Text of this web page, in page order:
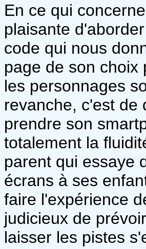
En ce qui
plaisante
code qui nous
page de son choix
les personnages
revanche, c'est de
prendre son
totalement la
parent qui essaye
écrans à ses
faire l'expérience
judicieux de
laisser les pistes